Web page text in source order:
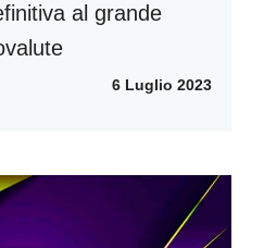
al grande
6 Luglio 2023